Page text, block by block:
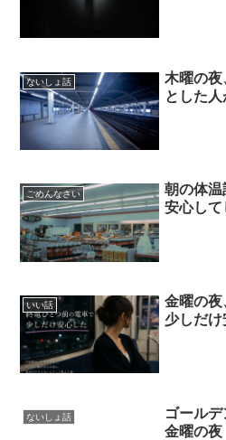
ないしょ話
木曜の
とした人
ごめんなさい
朝の体
安心して
いい話
金曜の
少しだけ
ないしょ話
ゴール
金曜の夜